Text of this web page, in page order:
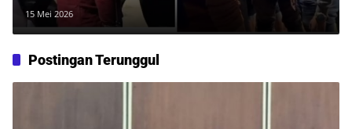
Alami Luka dan Patah Gigi
15 Mei 2026
Postingan Terunggul